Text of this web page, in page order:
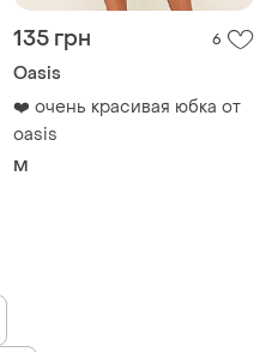
135 грн 6
Oasis
❤️ очень красивая юбка от
oasis
M